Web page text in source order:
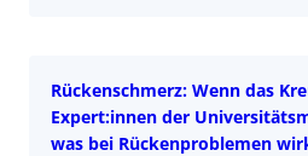
Rückenschmerz: Wenn das
Expert:innen der
was bei Rückenproblemen